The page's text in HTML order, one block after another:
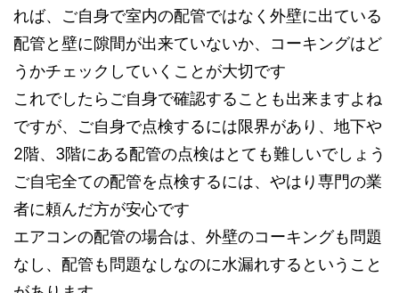
れば、ご自身で室内の配管ではなく外壁に出ている
配管と壁に隙間が出来ていないか、コーキングはど
うかチェックしていくことが大切です
これでしたらご自身で確認することも出来ますよね
ですが、ご自身で点検するには限界があり、地下や
2階、3階にある配管の点検はとても難しいでしょう
ご自宅全ての配管を点検するには、やはり専門の業
者に頼んだ方が安心です
エアコンの配管の場合は、外壁のコーキングも問題
なし、配管も問題なしなのに水漏れするということ